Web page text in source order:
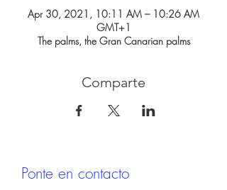
Apr 30, 2021, 10:11 AM – 10:26 AM
GMT+1
The palms, the Gran Canarian palms
Comparte
Ponte en contacto